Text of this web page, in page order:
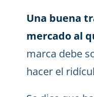
Una buena
mercado al
marca debe
hacer el